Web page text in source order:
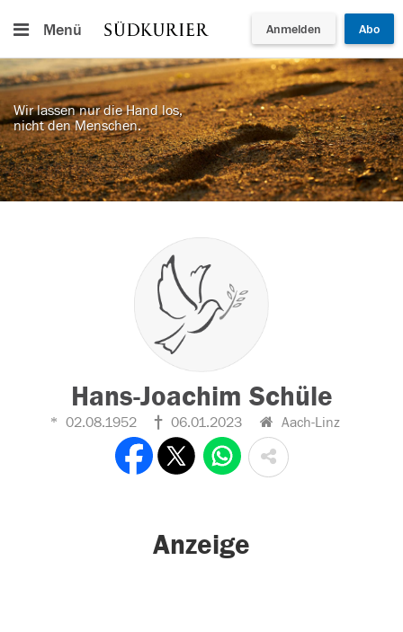
Menü Anmelden Abo
Wir lassen nur die Hand los,
nicht den Menschen.
Hans-Joachim Schüle
02.08.1952 06.01.2023 Aach-Linz
Anzeige